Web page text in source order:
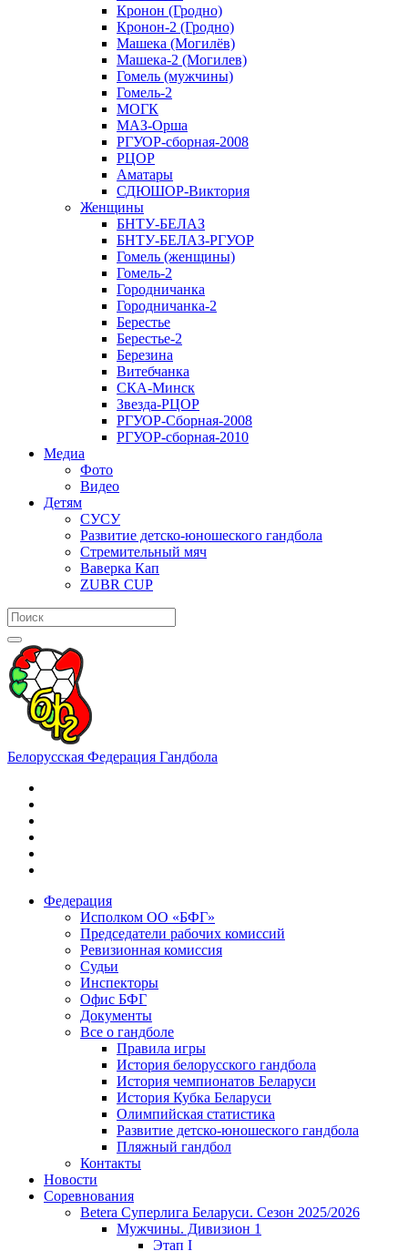
Кронон (Гродно)
Кронон-2 (Гродно)
Машека (Могилёв)
Машека-2 (Могилев)
Гомель (мужчины)
Гомель-2
МОГК
МАЗ-Орша
РГУОР-сборная-2008
РЦОР
Аматары
СДЮШОР-Виктория
Женщины
БНТУ-БЕЛАЗ
БНТУ-БЕЛАЗ-РГУОР
Гомель (женщины)
Гомель-2
Городничанка
Городничанка-2
Берестье
Берестье-2
Березина
Витебчанка
СКА-Минск
Звезда-РЦОР
РГУОР-Сборная-2008
РГУОР-сборная-2010
Медиа
Фото
Видео
Детям
СУСУ
Развитие детско-юношеского гандбола
Стремительный мяч
Ваверка Кап
ZUBR CUP
Белорусская Федерация Гандбола
Федерация
Исполком ОО «БФГ»
Председатели рабочих комиссий
Ревизионная комиссия
Судьи
Инспекторы
Офис БФГ
Документы
Все о гандболе
Правила игры
История белорусского гандбола
История чемпионатов Беларуси
История Кубка Беларуси
Олимпийская статистика
Развитие детско-юношеского гандбола
Пляжный гандбол
Контакты
Новости
Соревнования
Betera Суперлига Беларуси. Сезон 2025/2026
Мужчины. Дивизион 1
Этап I